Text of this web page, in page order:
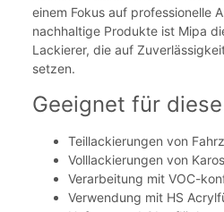
einem Fokus auf professionelle
nachhaltige Produkte ist Mipa
Lackierer, die auf
setzen.
Geeignet für
Teillackierungen von
Volllackierungen von
Verarbeitung mit VOC-
Verwendung mit HS